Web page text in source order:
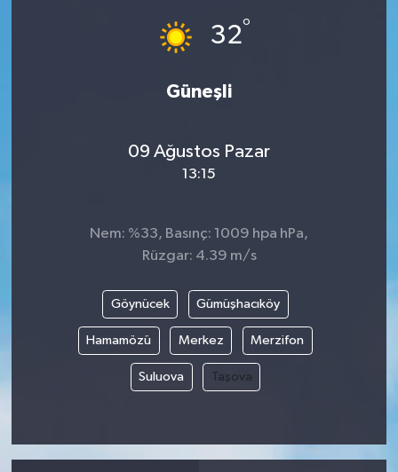
32°
Güneşli
09 Ağustos Pazar
13:15
Nem: %33, Basınç: 1009 hpa hPa,
Rüzgar: 4.39 m/s
Göynücek Gümüşhacıköy
Hamamözü Merkez Merzifon
Suluova Taşova